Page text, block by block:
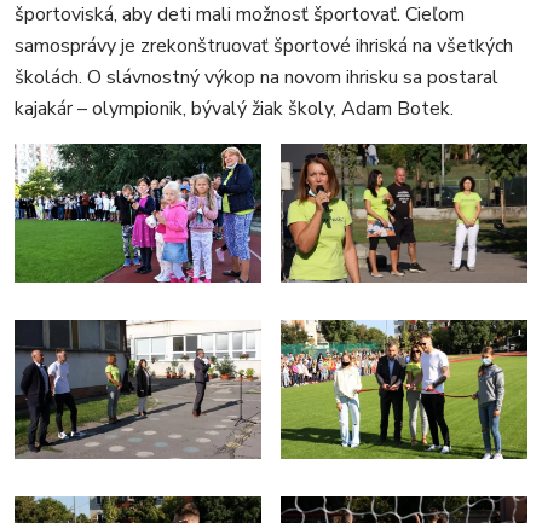
športoviská, aby deti mali možnosť športovať. Cieľom
samosprávy je zrekonštruovať športové ihriská na všetkých
školách. O slávnostný výkop na novom ihrisku sa postaral
kajakár – olympionik, bývalý žiak školy, Adam Botek.